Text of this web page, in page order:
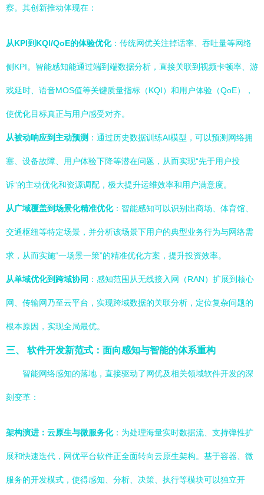
察。其创新推动体现在：
从KPI到KQI/QoE的体验优化：传统网优关注掉话率、吞吐量等网络
侧KPI。智能感知能通过端到端数据分析，直接关联到视频卡顿率、游
戏延时、语音MOS值等关键质量指标（KQI）和用户体验（QoE），
使优化目标真正与用户感受对齐。
从被动响应到主动预测 ：通过历史数据训练AI模型，可以预测网络拥
塞、设备故障、用户体验下降等潜在问题，从而实现“先于用户投
诉”的主动优化和资源调配，极大提升运维效率和用户满意度。
从广域覆盖到场景化精准优化：智能感知可以识别出商场、体育馆、
交通枢纽等特定场景，并分析该场景下用户的典型业务行为与网络需
求，从而实施“一场景一策”的精准优化方案，提升投资效率。
从单域优化到跨域协同 ：感知范围从无线接入网（RAN）扩展到核心
网、传输网乃至云平台，实现跨域数据的关联分析，定位复杂问题的
根本原因，实现全局最优。
三、 软件开发新范式：面向感知与智能的体系重构
智能网络感知的落地，直接驱动了网优及相关领域软件开发的深
刻变革：
架构演进：云原生与微服务化：为处理海量实时数据流、支持弹性扩
展和快速迭代，网优平台软件正全面转向云原生架构。基于容器、微
服务的开发模式，使得感知、分析、决策、执行等模块可以独立开